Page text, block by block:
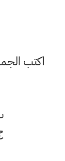
اكتب